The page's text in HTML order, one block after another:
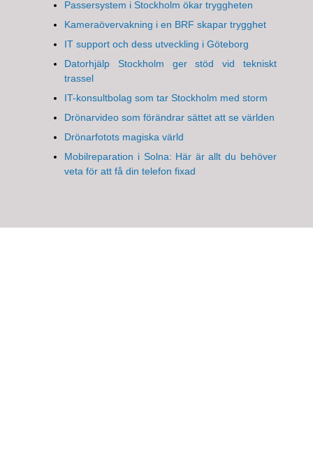
Passersystem i Stockholm ökar tryggheten
Kameraövervakning i en BRF skapar trygghet
IT support och dess utveckling i Göteborg
Datorhjälp Stockholm ger stöd vid tekniskt
trassel
IT-konsultbolag som tar Stockholm med storm
Drönarvideo som förändrar sättet att se världen
Drönarfotots magiska värld
Mobilreparation i Solna: Här är allt du behöver
veta för att få din telefon fixad